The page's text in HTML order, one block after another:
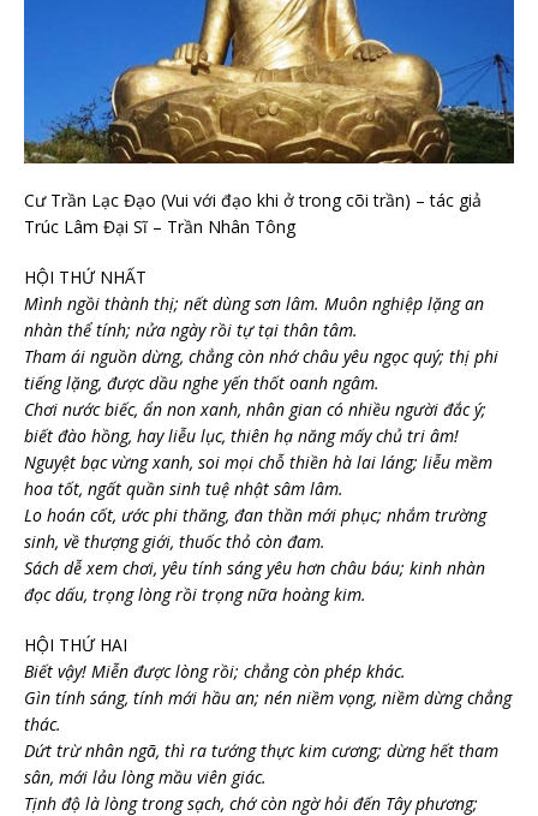
Cư Trần Lạc Đạo (Vui với đạo khi ở trong cõi trần) – tác giả
Trúc Lâm Đại Sĩ – Trần Nhân Tông
HỘI THỨ NHẤT
Mình ngồi thành thị; nết dùng sơn lâm. Muôn nghiệp lặng an
nhàn thể tính; nửa ngày rồi tự tại thân tâm.
Tham ái nguồn dừng, chẳng còn nhớ châu yêu ngọc quý; thị phi
tiếng lặng, được dầu nghe yến thốt oanh ngâm.
Chơi nước biếc, ẩn non xanh, nhân gian có nhiều người đắc ý;
biết đào hồng, hay liễu lục, thiên hạ năng mấy chủ tri âm!
Nguyệt bạc vừng xanh, soi mọi chỗ thiền hà lai láng; liễu mềm
hoa tốt, ngất quần sinh tuệ nhật sâm lâm.
Lo hoán cốt, ước phi thăng, đan thần mới phục; nhắm trường
sinh, về thượng giới, thuốc thỏ còn đam.
Sách dễ xem chơi, yêu tính sáng yêu hơn châu báu; kinh nhàn
đọc dấu, trọng lòng rồi trọng nữa hoàng kim.
HỘI THỨ HAI
Biết vậy! Miễn được lòng rồi; chẳng còn phép khác.
Gìn tính sáng, tính mới hầu an; nén niềm vọng, niềm dừng chẳng
thác.
Dứt trừ nhân ngã, thì ra tướng thực kim cương; dừng hết tham
sân, mới lảu lòng mầu viên giác.
Tịnh độ là lòng trong sạch, chớ còn ngờ hỏi đến Tây phương;